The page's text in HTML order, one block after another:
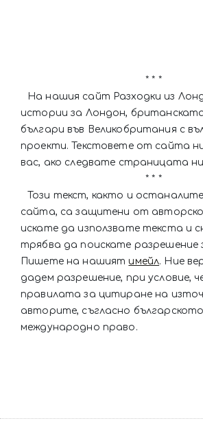
* * *
На нашия сайт Разходки из
истории за Лондон,
българи във Великобритания с
проекти. Текстовете от сайта
вас, ако следвате страницата
* * *
Този текст, както и
сайта, са защитени от
искате да използвате текста и
трябва да поискате разрешение
Пишете на нашиятимейл. Ние
дадем разрешение, при условие,
правилата за цитиране на
авторите, съгласно
международно право.